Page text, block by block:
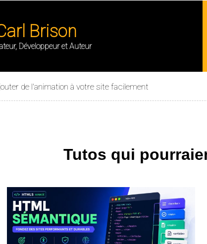
Brison
Développeur et Auteur
de l'animation à votre site facilement
Tutos qui